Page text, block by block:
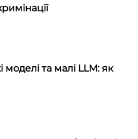
моделі та малі LLM: як